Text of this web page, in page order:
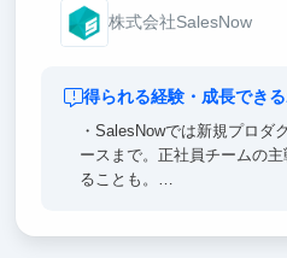
株式会社SalesNow
得られる経験・成長でき
・SalesNowでは新規プロダ
ースまで。正社員チームの
ることも。